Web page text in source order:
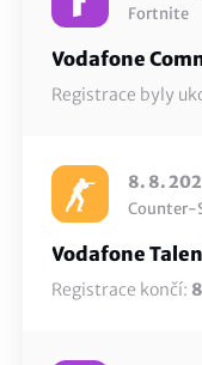
Fortnite
Vodafone
Registrace byly
8. 8.
Counter-
Vodafone
Registrace končí: